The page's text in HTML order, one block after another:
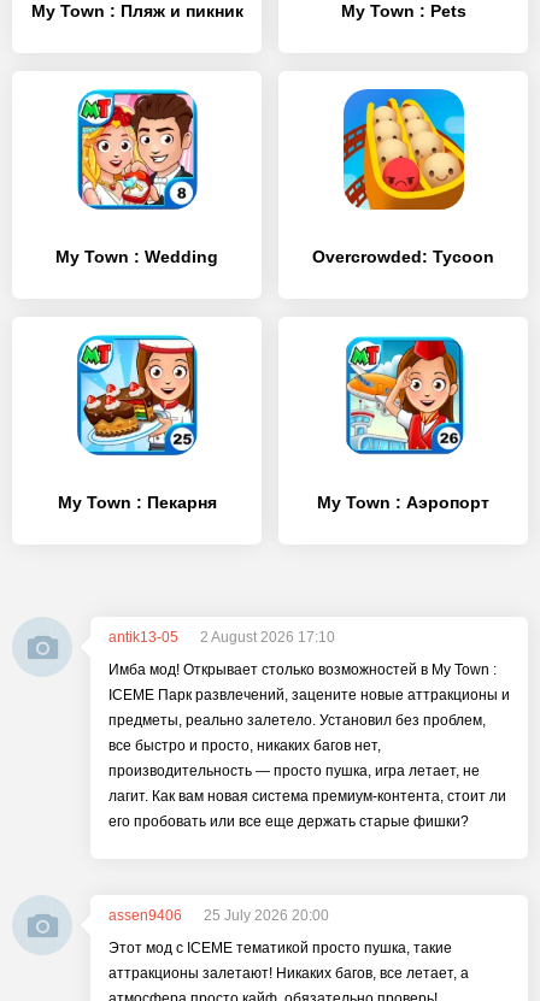
My Town : Пляж и пикник My Town : Pets
My Town : Wedding Overcrowded: Tycoon
My Town : Пекарня My Town : Аэропорт
antik13-05
2 August 2026 17:10
Имба мод! Открывает столько возможностей в My Town :
ICEME Парк развлечений, зацените новые аттракционы и
предметы, реально залетело. Установил без проблем,
все быстро и просто, никаких багов нет,
производительность — просто пушка, игра летает, не
лагит. Как вам новая система премиум-контента, стоит ли
его пробовать или все еще держать старые фишки?
assen9406
25 July 2026 20:00
Этот мод с ICEME тематикой просто пушка, такие
аттракционы залетают! Никаких багов, все летает, а